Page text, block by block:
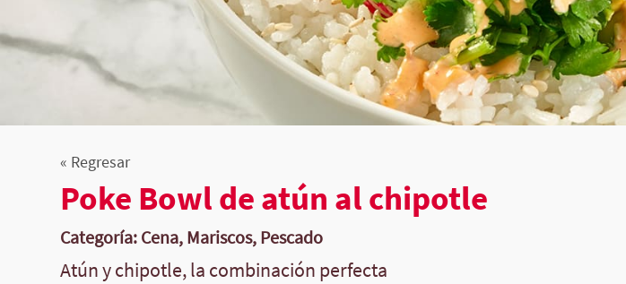
« Regresar
Poke Bowl de atún al chipotle
Categoría: Cena, Mariscos, Pescado
Atún y chipotle, la combinación perfecta